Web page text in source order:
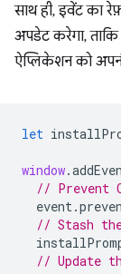
साथ ही, इवेंट का
अपडेट करेगा,
ऐप्लिकेशन को
let
window.
// Prevent
event .
// Stash
// Update